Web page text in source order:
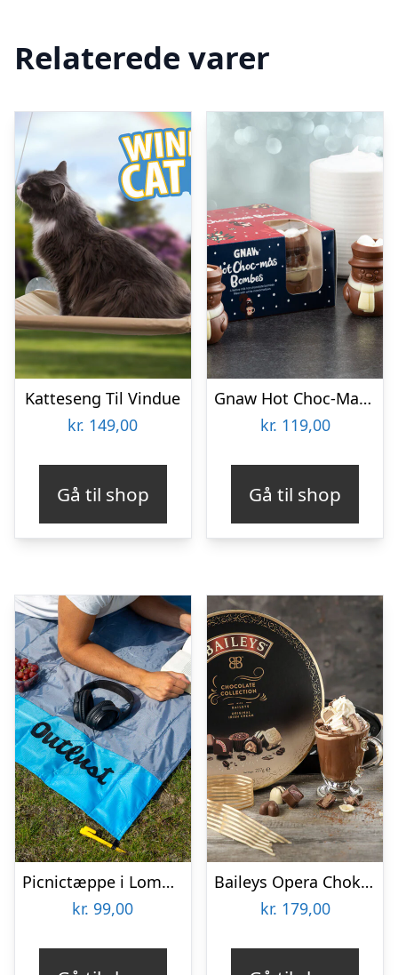
Relaterede varer
Katteseng Til Vindue
kr. 149,00
Gå til shop
Gnaw Hot Choc-Mas chokoladebomber til varm chokolade
kr. 119,00
Gå til shop
Picnictæppe i Lommeformat – Outlust
kr. 99,00
Baileys Opera Chokoladeæske
kr. 179,00